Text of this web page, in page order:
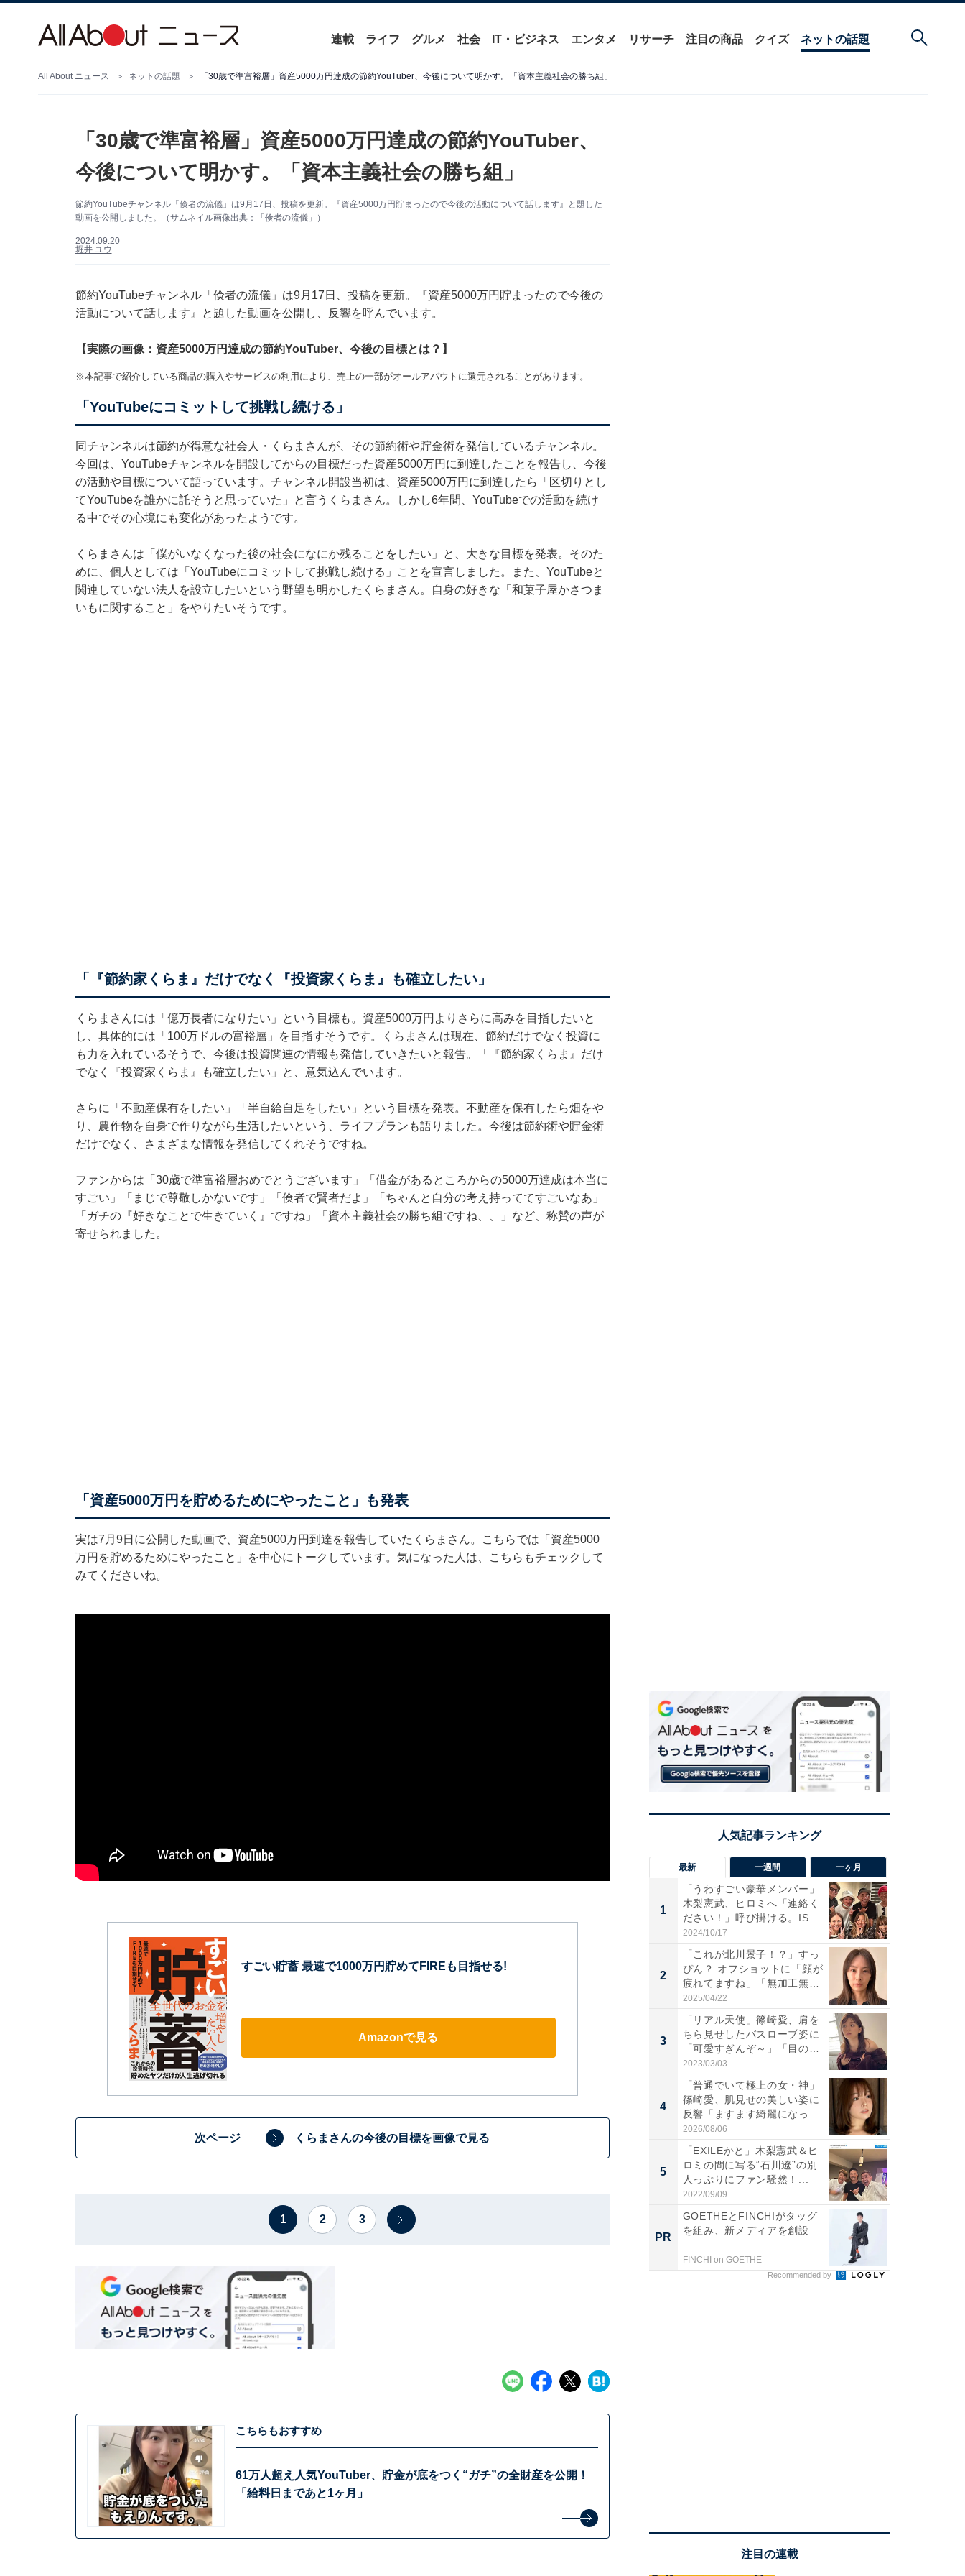
連載 ライフ グルメ 社会 IT・ビジネス エンタメ リサーチ 注目の商品 クイズ ネットの話題
All About ニュース ネットの話題 「30歳で準富裕層」資産5000万円達成の節約YouTuber、今後について明かす。「資本主義社会の勝ち組」
「30歳で準富裕層」資産5000万円達成の節約YouTuber、
今後について明かす。「資本主義社会の勝ち組」
節約YouTubeチャンネル「倹者の流儀」は9月17日、投稿を更新。『資産5000万円貯まったので今後の活動について話します』と題した
動画を公開しました。（サムネイル画像出典：「倹者の流儀」）
2024.09.20
堀井 ユウ
節約YouTubeチャンネル「倹者の流儀」は9月17日、投稿を更新。『資産5000万円貯まったので今後の
活動について話します』と題した動画を公開し、反響を呼んでいます。
【実際の画像：資産5000万円達成の節約YouTuber、今後の目標とは？】
※本記事で紹介している商品の購入やサービスの利用により、売上の一部がオールアバウトに還元されることがあります。
「YouTubeにコミットして挑戦し続ける」
同チャンネルは節約が得意な社会人・くらまさんが、その節約術や貯金術を発信しているチャンネル。
今回は、YouTubeチャンネルを開設してからの目標だった資産5000万円に到達したことを報告し、今後
の活動や目標について語っています。チャンネル開設当初は、資産5000万円に到達したら「区切りとし
てYouTubeを誰かに託そうと思っていた」と言うくらまさん。しかし6年間、YouTubeでの活動を続け
る中でその心境にも変化があったようです。
くらまさんは「僕がいなくなった後の社会になにか残ることをしたい」と、大きな目標を発表。そのた
めに、個人としては「YouTubeにコミットして挑戦し続ける」ことを宣言しました。また、YouTubeと
関連していない法人を設立したいという野望も明かしたくらまさん。自身の好きな「和菓子屋かさつま
いもに関すること」をやりたいそうです。
「『節約家くらま』だけでなく『投資家くらま』も確立したい」
くらまさんには「億万長者になりたい」という目標も。資産5000万円よりさらに高みを目指したいと
し、具体的には「100万ドルの富裕層」を目指すそうです。くらまさんは現在、節約だけでなく投資に
も力を入れているそうで、今後は投資関連の情報も発信していきたいと報告。「『節約家くらま』だけ
でなく『投資家くらま』も確立したい」と、意気込んでいます。
さらに「不動産保有をしたい」「半自給自足をしたい」という目標を発表。不動産を保有したら畑をや
り、農作物を自身で作りながら生活したいという、ライフプランも語りました。今後は節約術や貯金術
だけでなく、さまざまな情報を発信してくれそうですね。
ファンからは「30歳で準富裕層おめでとうございます」「借金があるところからの5000万達成は本当に
すごい」「まじで尊敬しかないです」「倹者で賢者だよ」「ちゃんと自分の考え持っててすごいなあ」
「ガチの『好きなことで生きていく』ですね」「資本主義社会の勝ち組ですね、、」など、称賛の声が
寄せられました。
「資産5000万円を貯めるためにやったこと」も発表
実は7月9日に公開した動画で、資産5000万円到達を報告していたくらまさん。こちらでは「資産5000
万円を貯めるためにやったこと」を中心にトークしています。気になった人は、こちらもチェックして
みてくださいね。
すごい貯蓄 最速で1000万円貯めてFIREも目指せる!
Amazonで見る
次ページ くらまさんの今後の目標を画像で見る
1 2 3
こちらもおすすめ
61万人超え人気YouTuber、貯金が底をつく“ガチ”の全財産を公開！
「給料日まであと1ヶ月」
最新 一週間 一ヶ月
1
「うわすごい豪華メンバー」
木梨憲武、ヒロミへ「連絡く
ださい！」呼び掛ける。IS
S...
2024/10/17
2
「これが北川景子！？」すっ
ぴん？ オフショットに「顔が
疲れてますね」「無加工無
表...
2025/04/22
3
「リアル天使」篠崎愛、肩を
ちら見せしたバスローブ姿に
「可愛すぎんぞ～」「目の表
情...
2023/03/03
4
「普通でいて極上の女・神」
篠崎愛、肌見せの美しい姿に
反響「ますます綺麗になって
い...
2026/08/06
5
「EXILEかと」木梨憲武＆ヒ
ロミの間に写る“石川遼”の別
人っぷりにファン騒然！...
2022/09/09
PR
GOETHEとFINCHIがタッグ
を組み、新メディアを創設
FINCHI on GOETHE
Recommended by
注目の連載